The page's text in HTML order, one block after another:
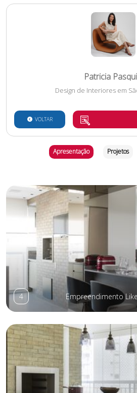
Patricia
Design de Interioresem
VOLTAR
Apresentação Projetos
4 Empreendimento